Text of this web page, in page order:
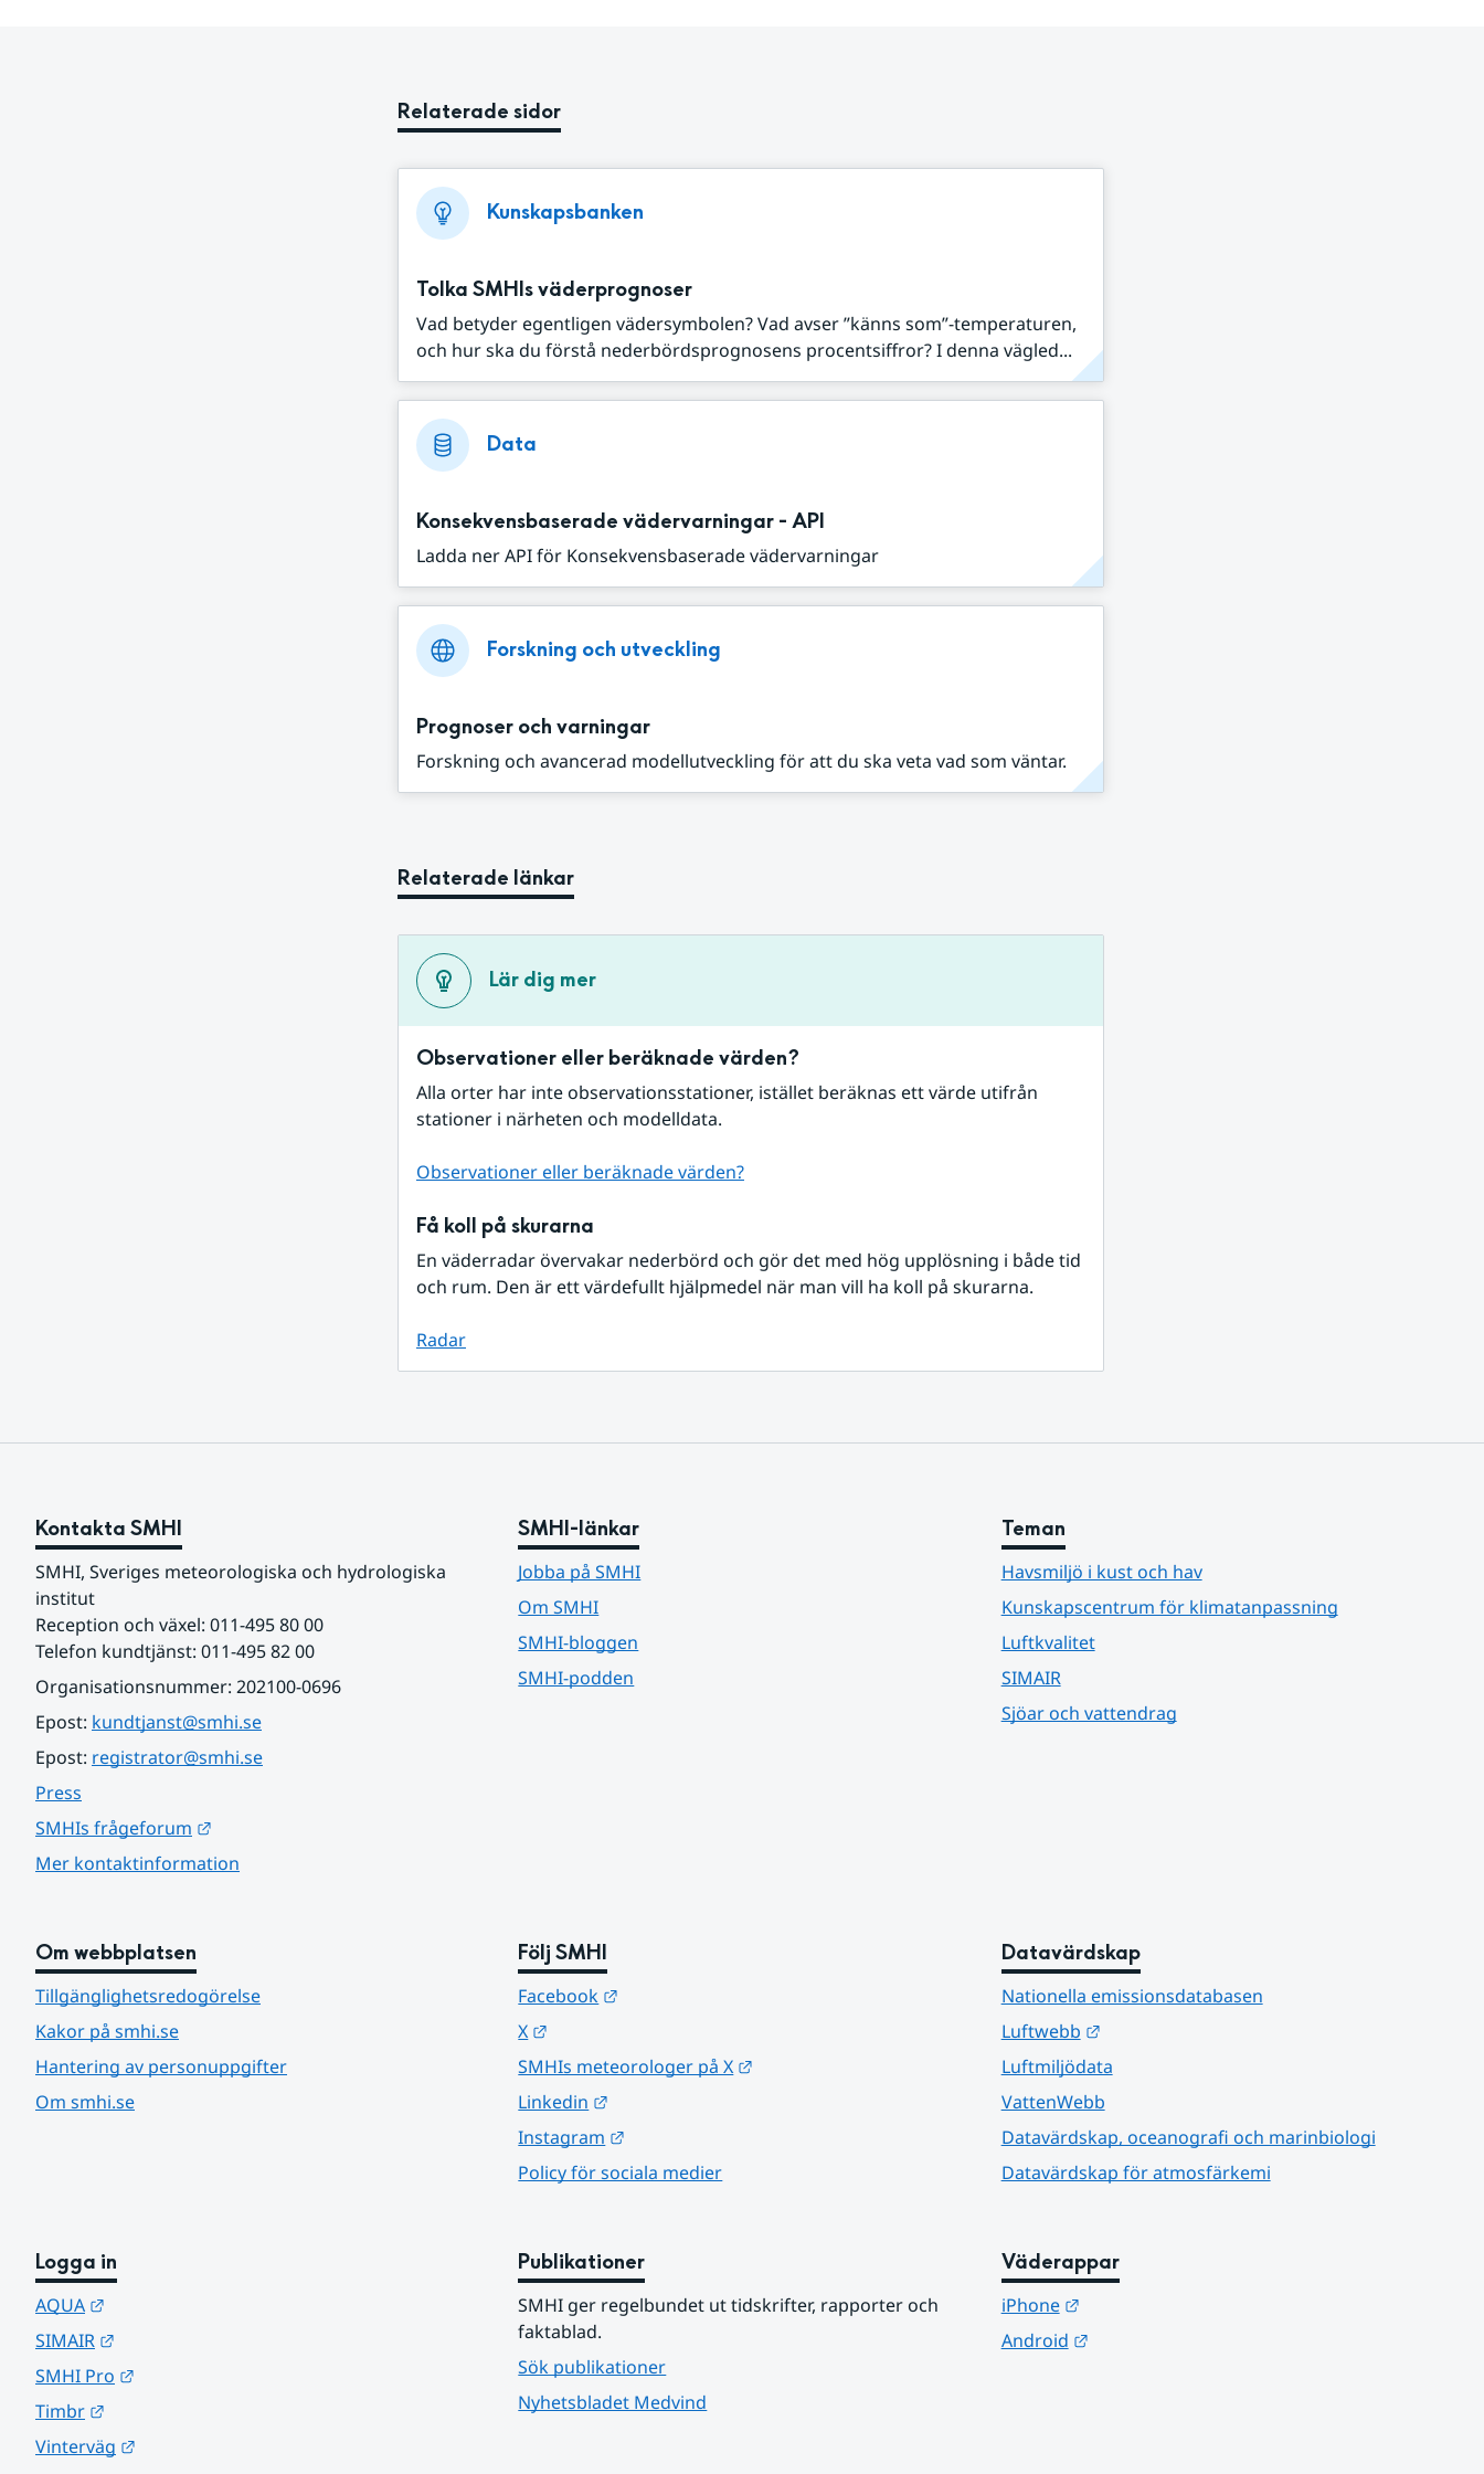
Relaterade sidor
Kunskapsbanken
Tolka SMHIs väderprognoser
Vad betyder egentligen vädersymbolen? Vad avser ”känns som”-temperaturen,
och hur ska du förstå nederbördsprognosens procentsiffror? I denna vägled...
Data
Konsekvensbaserade vädervarningar - API
Ladda ner API för Konsekvensbaserade vädervarningar
Forskning och utveckling
Prognoser och varningar
Forskning och avancerad modellutveckling för att du ska veta vad som väntar.
Relaterade länkar
Lär dig mer
Observationer eller beräknade värden?
Alla orter har inte observationsstationer, istället beräknas ett värde utifrån
stationer i närheten och modelldata.
Observationer eller beräknade värden?
Få koll på skurarna
En väderradar övervakar nederbörd och gör det med hög upplösning i både tid
och rum. Den är ett värdefullt hjälpmedel när man vill ha koll på skurarna.
Radar
Kontakta SMHI
SMHI, Sveriges meteorologiska och hydrologiska
institut
Reception och växel: 011-495 80 00
Telefon kundtjänst: 011-495 82 00
Organisationsnummer: 202100-0696
Epost: kundtjanst@smhi.se
Epost: registrator@smhi.se
Press
SMHIs frågeforum
Mer kontaktinformation
SMHI-länkar
Jobba på SMHI
Om SMHI
SMHI-bloggen
SMHI-podden
Teman
Havsmiljö i kust och hav
Kunskapscentrum för klimatanpassning
Luftkvalitet
SIMAIR
Sjöar och vattendrag
Om webbplatsen
Tillgänglighetsredogörelse
Kakor på smhi.se
Hantering av personuppgifter
Om smhi.se
Följ SMHI
Facebook
X
SMHIs meteorologer på X
Linkedin
Instagram
Policy för sociala medier
Datavärdskap
Nationella emissionsdatabasen
Luftwebb
Länk till annan webbplats.
Luftmiljödata
VattenWebb
Datavärdskap, oceanografi och marinbiologi
Datavärdskap för atmosfärkemi
Logga in
AQUA
SIMAIR
SMHI Pro
Timbr
Vinterväg
Publikationer
SMHI ger regelbundet ut tidskrifter, rapporter och
faktablad.
Sök publikationer
Nyhetsbladet Medvind
Väderappar
iPhone
Länk till annan webbplats.
Android
Länk till annan webbplats.